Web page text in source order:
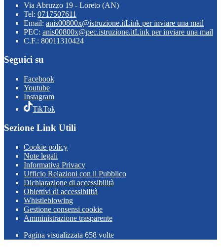
Via Abruzzo 19 - Loreto (AN)
Tel: 0717507611
Email: anis00800x@istruzione.itLink per inviare una mail
PEC: anis00800x@pec.istruzione.itLink per inviare una mail
C.F.: 80011310424
Seguici su
Facebook
Youtube
Instagram
TikTok
Sezione Link Utili
Cookie policy
Note legali
Informativa Privacy
Ufficio Relazioni con il Pubblico
Dichiarazione di accessibilità
Obiettivi di accessibilità
Whistleblowing
Gestione consensi cookie
Amministrazione trasparente
Pagina visualizzata 658 volte